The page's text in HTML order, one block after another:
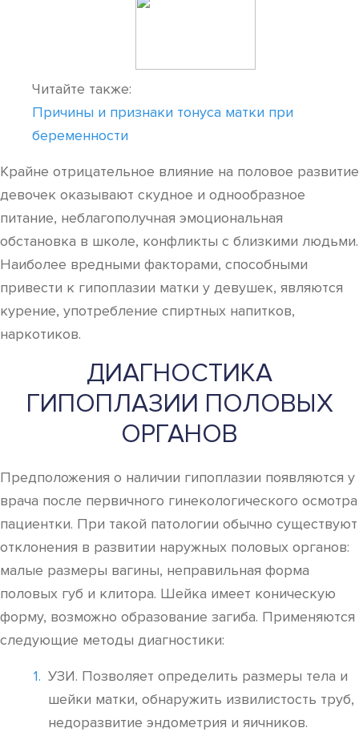
Читайте также:
Причины и признаки тонуса матки при
беременности
Крайне отрицательное влияние на половое развитие
девочек оказывают скудное и однообразное
питание, неблагополучная эмоциональная
обстановка в школе, конфликты с близкими людьми.
Наиболее вредными факторами, способными
привести к гипоплазии матки у девушек, являются
курение, употребление спиртных напитков,
наркотиков.
ДИАГНОСТИКА
ГИПОПЛАЗИИ ПОЛОВЫХ
ОРГАНОВ
Предположения о наличии гипоплазии появляются у
врача после первичного гинекологического осмотра
пациентки. При такой патологии обычно существуют
отклонения в развитии наружных половых органов:
малые размеры вагины, неправильная форма
половых губ и клитора. Шейка имеет коническую
форму, возможно образование загиба. Применяются
следующие методы диагностики:
УЗИ. Позволяет определить размеры тела и
шейки матки, обнаружить извилистость труб,
недоразвитие эндометрия и яичников.